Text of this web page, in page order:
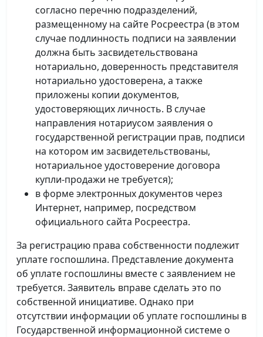
согласно перечню подразделений,
размещенному на сайте Росреестра (в этом
случае подлинность подписи на заявлении
должна быть засвидетельствована
нотариально, доверенность представителя
нотариально удостоверена, а также
приложены копии документов,
удостоверяющих личность. В случае
направления нотариусом заявления о
государственной регистрации прав, подписи
на котором им засвидетельствованы,
нотариальное удостоверение договора
купли-продажи не требуется);
в форме электронных документов через
Интернет, например, посредством
официального сайта Росреестра.
За регистрацию права собственности подлежит
уплате госпошлина. Представление документа
об уплате госпошлины вместе с заявлением не
требуется. Заявитель вправе сделать это по
собственной инициативе. Однако при
отсутствии информации об уплате госпошлины в
Государственной информационной системе о